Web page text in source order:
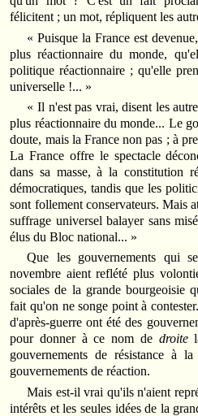
félicitent ; un mot, répliquent les
« Puisque la France est
plus réactionnaire du monde,
politique réactionnaire ; qu'elle
universelle !... »
« Il n'est pas vrai, disent les
plus réactionnaire du monde... Le
doute, mais la France non pas ; à
La France offre le spectacle
dans sa masse, à la constitution
démocratiques, tandis que les
sont follement conservateurs. Mais
suffrage universel balayer sans
élus du Bloc national... »
Que les gouvernements qui
novembre aient reflété plus
sociales de la grande bourgeoisie
fait qu'on ne songe point à
d'après-guerre ont été des
pour donner à ce nom de droite
gouvernements de résistance à
gouvernements de réaction.
Mais est-il vrai qu'ils n'aient
intérêts et les seules idées de la